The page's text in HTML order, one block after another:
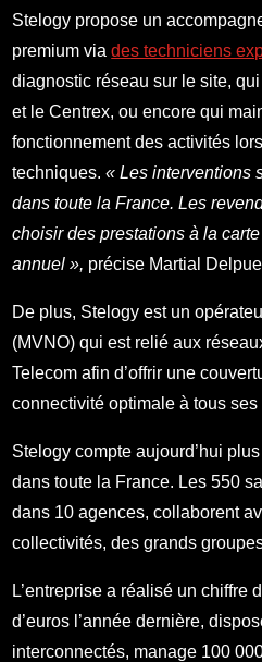
Stelogy propose un
premium viades techniciens
diagnostic réseau sur le site,
et le Centrex, ou encore qui
fonctionnement des activités
techniques.« Les interventions
dans toute la France. Les
choisir des prestations à la
annuel », précise Martial
De plus, Stelogy est un
(MVNO) qui est relié aux
Telecom afin d’offrir une
connectivité optimale à tous ses
Stelogy compte aujourd’hui
dans toute la France. Les 550
dans 10 agences, collaborent
collectivités, des grands
L’entreprise a réalisé un chiffre
d’euros l’année dernière,
interconnectés, manage 100